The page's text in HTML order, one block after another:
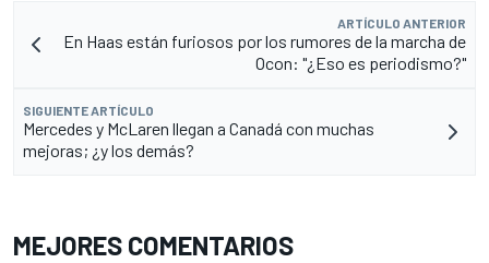
ARTÍCULO ANTERIOR
En Haas están furiosos por los rumores de la marcha de
Ocon: "¿Eso es periodismo?"
SIGUIENTE ARTÍCULO
Mercedes y McLaren llegan a Canadá con muchas
mejoras; ¿y los demás?
MEJORES COMENTARIOS